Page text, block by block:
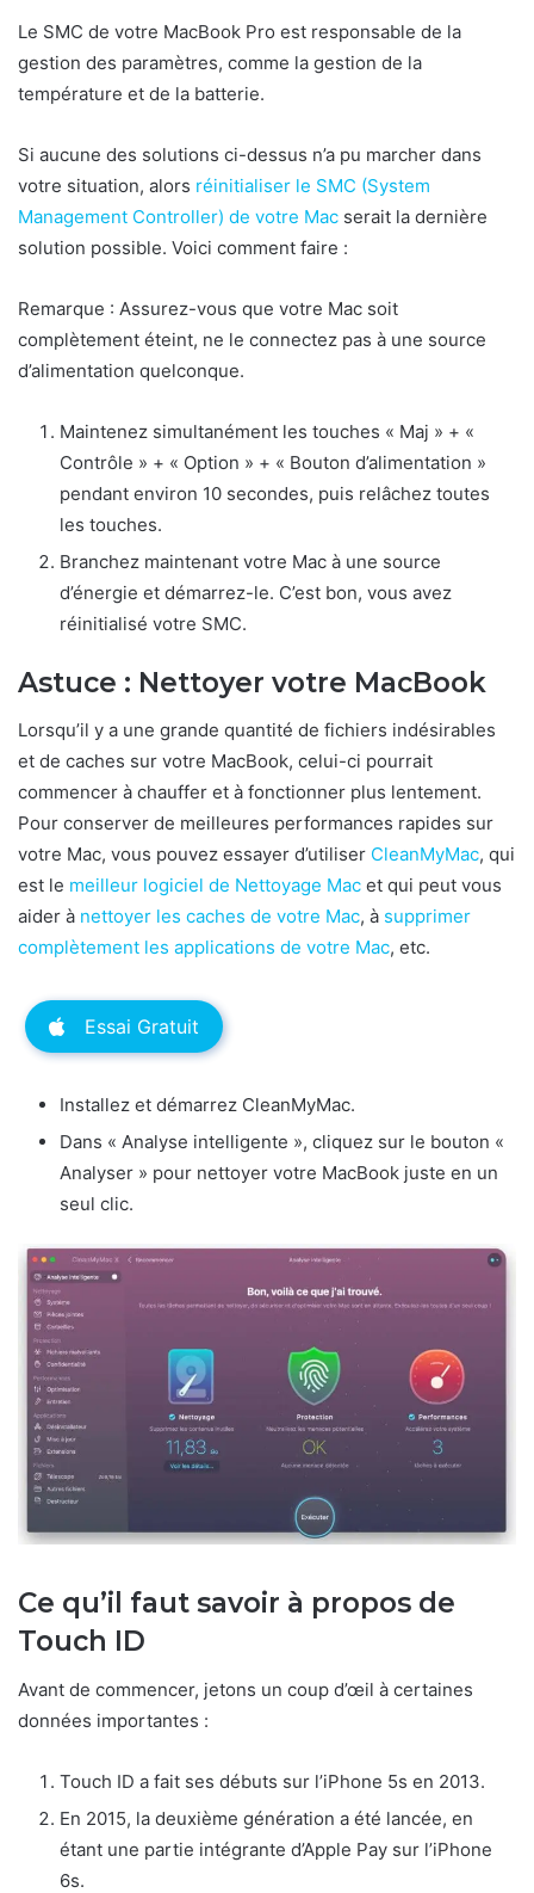
Le SMC de votre MacBook Pro est responsable de la
gestion des paramètres, comme la gestion de la
température et de la batterie.
Si aucune des solutions ci-dessus n’a pu marcher dans
votre situation, alors réinitialiser le SMC (System
Management Controller) de votre Mac serait la dernière
solution possible. Voici comment faire :
Remarque : Assurez-vous que votre Mac soit
complètement éteint, ne le connectez pas à une source
d’alimentation quelconque.
Maintenez simultanément les touches « Maj » + «
Contrôle » + « Option » + « Bouton d’alimentation »
pendant environ 10 secondes, puis relâchez toutes
les touches.
Branchez maintenant votre Mac à une source
d’énergie et démarrez-le. C’est bon, vous avez
réinitialisé votre SMC.
Astuce : Nettoyer votre MacBook
Lorsqu’il y a une grande quantité de fichiers indésirables
et de caches sur votre MacBook, celui-ci pourrait
commencer à chauffer et à fonctionner plus lentement.
Pour conserver de meilleures performances rapides sur
votre Mac, vous pouvez essayer d’utiliser CleanMyMac, qui
est le meilleur logiciel de Nettoyage Mac et qui peut vous
aider à nettoyer les caches de votre Mac, à supprimer
complètement les applications de votre Mac, etc.
Essai Gratuit
Installez et démarrez CleanMyMac.
Dans « Analyse intelligente », cliquez sur le bouton «
Analyser » pour nettoyer votre MacBook juste en un
seul clic.
Ce qu’il faut savoir à propos de
Touch ID
Avant de commencer, jetons un coup d’œil à certaines
données importantes :
Touch ID a fait ses débuts sur l’iPhone 5s en 2013.
En 2015, la deuxième génération a été lancée, en
étant une partie intégrante d’Apple Pay sur l’iPhone
6s.